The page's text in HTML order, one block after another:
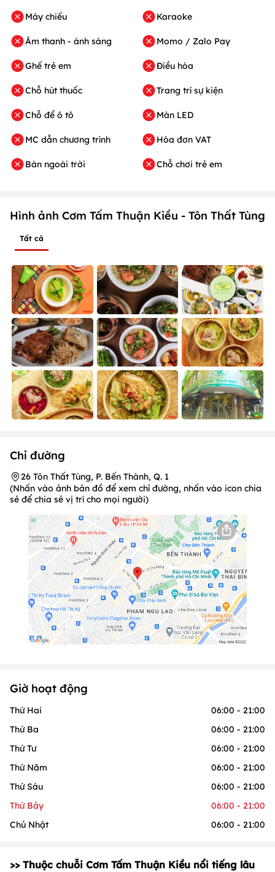
Máy chiếu
Âm thanh - ánh sáng
Ghế trẻ em
Chỗ hút thuốc
Chỗ để ô tô
MC dẫn chương trình
Bàn ngoài trời
Karaoke
Momo / Zalo Pay
Điều hòa
Trang trí sự kiện
Màn LED
Hóa đơn VAT
Chỗ chơi trẻ em
Hình ảnh Cơm Tấm Thuận Kiều - Tôn Thất Tùng
Tất cả
Chỉ đường
26 Tôn Thất Tùng, P. Bến Thành, Q. 1
(Nhấn vào ảnh bản đồ để xem chỉ đường, nhấn vào icon chia
sẻ để chia sẻ vị trí cho mọi người)
Giờ hoạt động
Thứ Hai
06:00 - 21:00
Thứ Ba
06:00 - 21:00
Thứ Tư
06:00 - 21:00
Thứ Năm
06:00 - 21:00
Thứ Sáu
06:00 - 21:00
Thứ Bảy
06:00 - 21:00
Chủ Nhật
06:00 - 21:00
>> Thuộc chuỗi Cơm Tấm Thuận Kiều nổi tiếng lâu